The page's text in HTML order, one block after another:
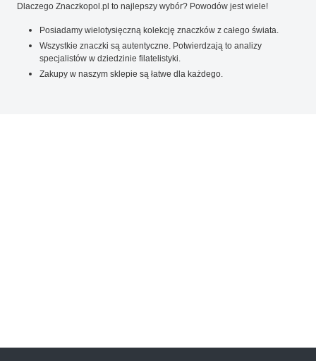
Dlaczego Znaczkopol.pl to najlepszy wybór? Powodów jest wiele!
Posiadamy wielotysięczną kolekcję znaczków z całego świata.
Wszystkie znaczki są autentyczne. Potwierdzają to analizy
specjalistów w dziedzinie filatelistyki.
Zakupy w naszym sklepie są łatwe dla każdego.